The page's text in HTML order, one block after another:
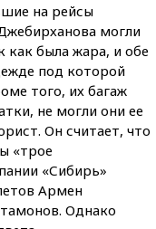
на рейсы
могли
как была жара, и обе
под которой
того, их багаж
не могли они ее
Он считает, что
«трое
«Сибирь»
Армен
Однако